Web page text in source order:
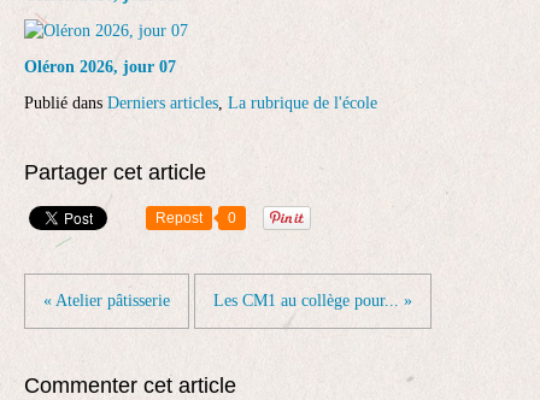
Oléron 2026, jour 07
Publié dans Derniers articles, La rubrique de l'école
Partager cet article
Repost 0
« Atelier pâtisserie Les CM1 au collège pour... »
Commenter cet article